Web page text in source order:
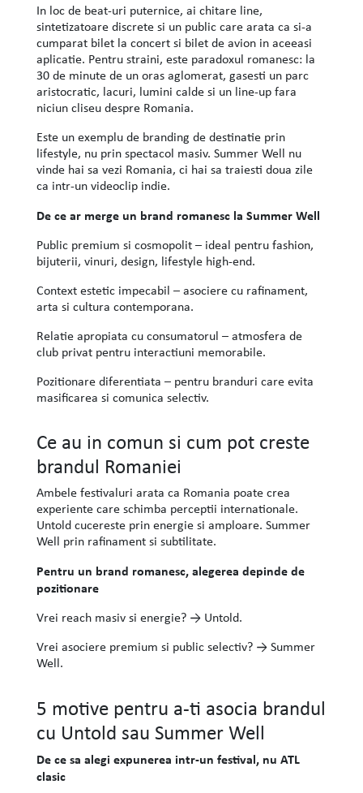
In loc de beat-uri puternice, ai chitare line,
sintetizatoare discrete si un public care arata ca si-a
cumparat bilet la concert si bilet de avion in aceeasi
aplicatie. Pentru straini, este paradoxul romanesc: la
30 de minute de un oras aglomerat, gasesti un parc
aristocratic, lacuri, lumini calde si un line-up fara
niciun cliseu despre Romania.
Este un exemplu de branding de destinatie prin
lifestyle, nu prin spectacol masiv. Summer Well nu
vinde hai sa vezi Romania, ci hai sa traiesti doua zile
ca intr-un videoclip indie.
De ce ar merge un brand romanesc la Summer Well
Public premium si cosmopolit – ideal pentru fashion,
bijuterii, vinuri, design, lifestyle high-end.
Context estetic impecabil – asociere cu rafinament,
arta si cultura contemporana.
Relatie apropiata cu consumatorul – atmosfera de
club privat pentru interactiuni memorabile.
Pozitionare diferentiata – pentru branduri care evita
masificarea si comunica selectiv.
Ce au in comun si cum pot creste
brandul Romaniei
Ambele festivaluri arata ca Romania poate crea
experiente care schimba perceptii internationale.
Untold cucereste prin energie si amploare. Summer
Well prin rafinament si subtilitate.
Pentru un brand romanesc, alegerea depinde de
pozitionare
Vrei reach masiv si energie? → Untold.
Vrei asociere premium si public selectiv? → Summer
Well.
5 motive pentru a-ti asocia brandul
cu Untold sau Summer Well
De ce sa alegi expunerea intr-un festival, nu ATL
clasic